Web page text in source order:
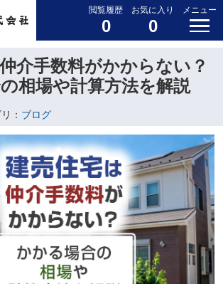
閲覧履歴
0
お気に入り
0
メニュー
介手数料がかからない？
相場や計算方法を解説
： ブログ